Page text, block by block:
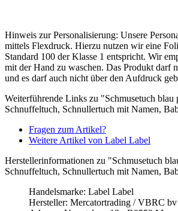
Hinweis zur Personalisierung: Unsere
mittels Flexdruck. Hierzu nutzen wir eine
Standard 100 der Klasse 1 entspricht. Wir
mit der Hand zu waschen. Das Produkt darf
und es darf auch nicht über den Aufdruck
Weiterführende Links zu "Schmusetuch blau
Schnuffeltuch, Schnullertuch mit Namen,
Fragen zum Artikel?
Weitere Artikel von Label Label
Herstellerinformationen zu "Schmusetuch
Schnuffeltuch, Schnullertuch mit Namen,
Handelsmarke: Label Label
Hersteller: Mercatortrading / VBRC bv